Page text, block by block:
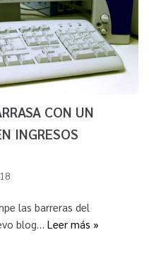
CON UN
INGRESOS
las barreras del
blog… Leer más »